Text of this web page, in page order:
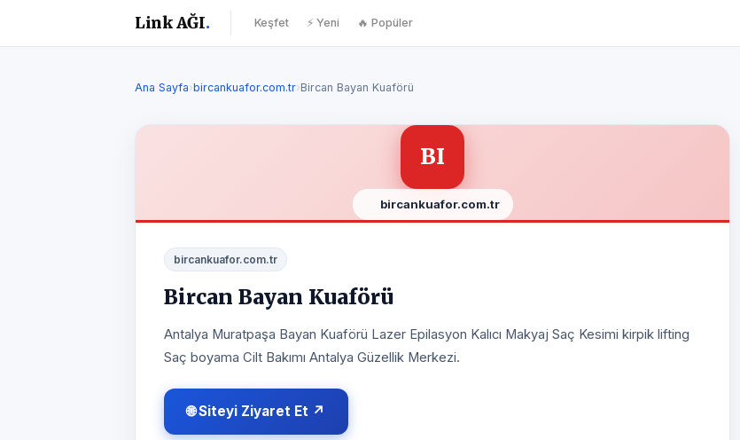
Link AĞI. Keşfet ⚡ Yeni 🔥 Popüler
Ana Sayfa›bircankuafor.com.tr›Bircan Bayan Kuaförü
BI
bircankuafor.com.tr
bircankuafor.com.tr
Bircan Bayan Kuaförü
Antalya Muratpaşa Bayan Kuaförü Lazer Epilasyon Kalıcı Makyaj Saç Kesimi kirpik lifting
Saç boyama Cilt Bakımı Antalya Güzellik Merkezi.
🌐 Siteyi Ziyaret Et ↗